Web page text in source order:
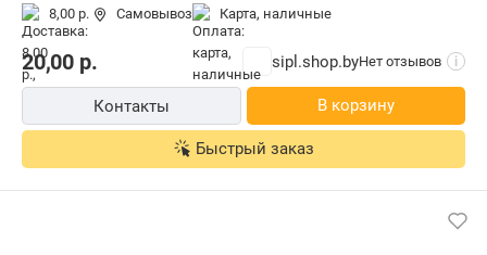
8,00 р. Самовывоз карта, наличные
20,00 р. sipl.shop.byНет отзывов i
Контакты В корзину
Быстрый заказ